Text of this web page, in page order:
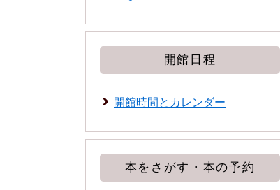
開館日程
開館時間とカレンダー
本をさがす・本の予約